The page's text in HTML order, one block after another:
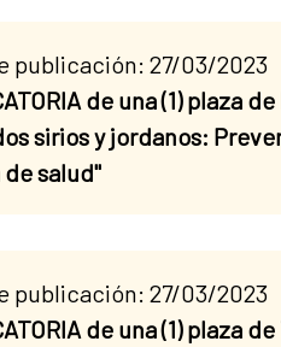
publicación: 27/03/2023
de una (1) plaza
sirios y jordanos:
salud"
publicación: 27/03/2023
de una (1) plaza